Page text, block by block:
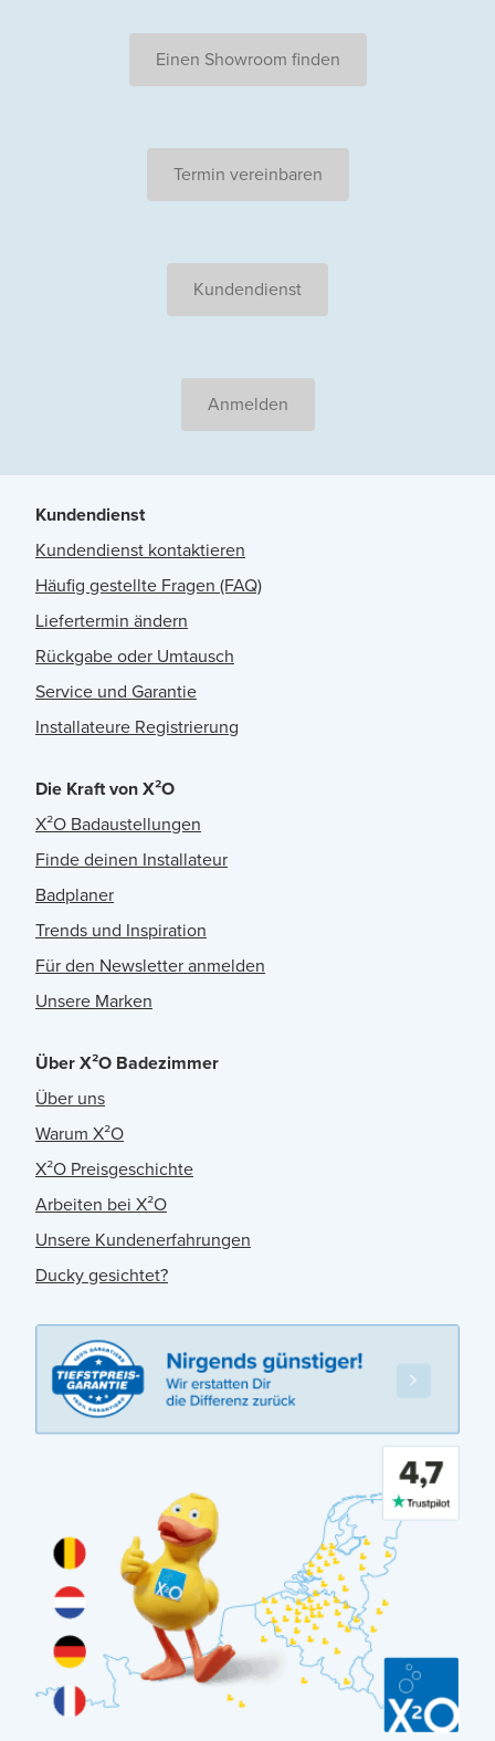
Einen Showroom finden
Termin vereinbaren
Kundendienst
Anmelden
Kundendienst
Kundendienst kontaktieren
Häufig gestellte Fragen (FAQ)
Liefertermin ändern
Rückgabe oder Umtausch
Service und Garantie
Installateure Registrierung
Die Kraft von X²O
X²O Badaustellungen
Finde deinen Installateur
Badplaner
Trends und Inspiration
Für den Newsletter anmelden
Unsere Marken
Über X²O Badezimmer
Über uns
Warum X²O
X²O Preisgeschichte
Arbeiten bei X²O
Unsere Kundenerfahrungen
Ducky gesichtet?